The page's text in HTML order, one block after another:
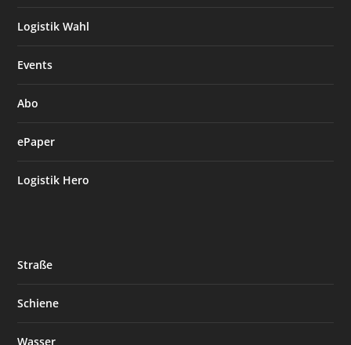
Logistik Wahl
Events
Abo
ePaper
Logistik Hero
Straße
Schiene
Wasser